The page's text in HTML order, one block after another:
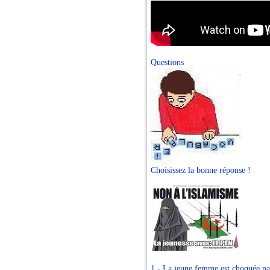
Questions
Choisissez la bonne réponse !